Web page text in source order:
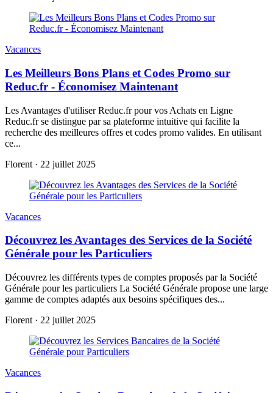
Vacances
Les Meilleurs Bons Plans et Codes Promo sur
Reduc.fr - Économisez Maintenant
Les Avantages d'utiliser Reduc.fr pour vos Achats en Ligne
Reduc.fr se distingue par sa plateforme intuitive qui facilite la
recherche des meilleures offres et codes promo valides. En utilisant
ce...
Florent · 22 juillet 2025
Vacances
Découvrez les Avantages des Services de la Société
Générale pour les Particuliers
Découvrez les différents types de comptes proposés par la Société
Générale pour les particuliers La Société Générale propose une large
gamme de comptes adaptés aux besoins spécifiques des...
Florent · 22 juillet 2025
Vacances